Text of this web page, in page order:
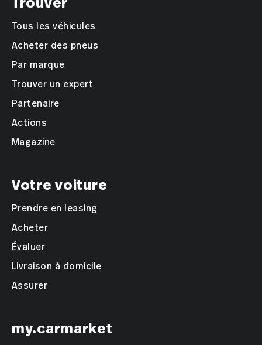
Tous les véhicules
Acheter des pneus
Par marque
Trouver un expert
Partenaire
Actions
Magazine
Votre voiture
Prendre en leasing
Acheter
Évaluer
Livraison à domicile
Assurer
my.carmarket